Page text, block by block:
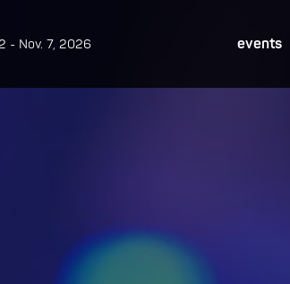
- Nov. 7, 2026 events